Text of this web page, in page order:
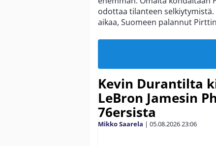
odottaa tilanteen selkiytymistä.
aikaa, Suomeen palannut
Kevin Durantilta
LeBron Jamesin
76ersista
Mikko Saarela | 05.08.202623:06